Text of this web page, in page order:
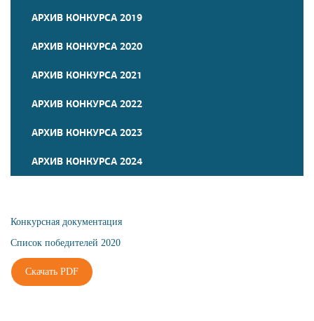
АРХИВ КОНКУРСА 2019
АРХИВ КОНКУРСА 2020
АРХИВ КОНКУРСА 2021
АРХИВ КОНКУРСА 2022
АРХИВ КОНКУРСА 2023
АРХИВ КОНКУРСА 2024
Конкурсная документация
Список победителей 2020
Скачать PDF